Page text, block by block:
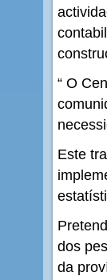
“ O
Este
dos
da